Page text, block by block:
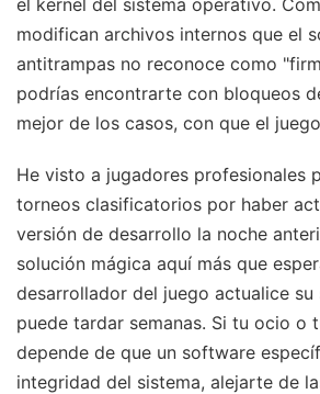
el kernel del sistema operativo.
modifican archivos internos que el
antitrampas no reconoce como
podrías encontrarte con bloqueos
mejor de los casos, con que el
He visto a jugadores profesionales
torneos clasificatorios por haber
versión de desarrollo la noche
solución mágica aquí más que
desarrollador del juego actualice
puede tardar semanas. Si tu ocio o
depende de que un software
integridad del sistema, alejarte de